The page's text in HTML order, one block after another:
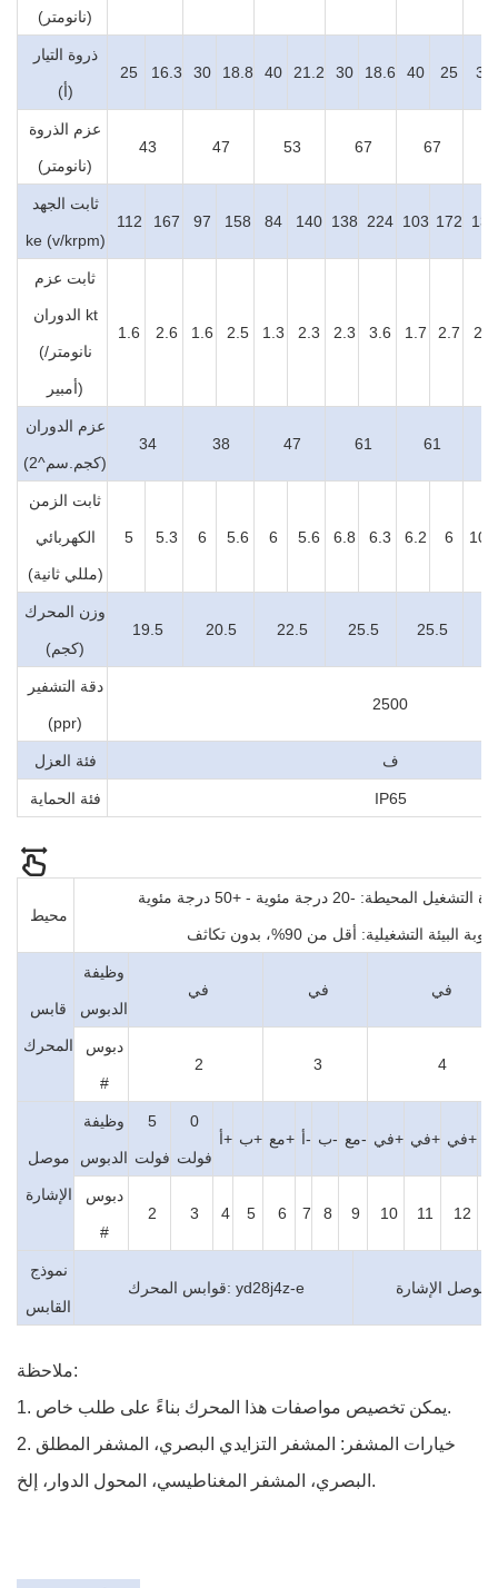
(نانومتر)
ذروة التيار
(أ)
25 16.3 30 18.8 40 21.2 30 18.6 40 25 32
عزم الذروة
(نانومتر)
43 47 53 67 67
ثابت الجهد
ke (v/krpm)
112 167 97 158 84 140 138 224 103 172 134
ثابت عزم
الدوران kt
(نانومتر/
أمبير)
1.6 2.6 1.6 2.5 1.3 2.3 2.3 3.6 1.7 2.7 2.2
عزم الدوران
(كجم.سم^2)
34 38 47 61 61
ثابت الزمن
الكهربائي
(مللي ثانية)
5 5.3 6 5.6 6 5.6 6.8 6.3 6.2 6
وزن المحرك
(كجم)
19.5 20.5 22.5 25.5 25.5
دقة التشفير
(ppr)
2500
فئة العزل ف
فئة الحماية IP65
محيط
المحيطة: -20 درجة مئوية - +50 درجة مئوية
البيئة التشغيلية: أقل من 90%، بدون تكاثف
قابس
المحرك
وظيفة
الدبوس
في في في
دبوس
#
2 3 4
موصل
الإشارة
وظيفة
الدبوس
5
فولت
0
فولت
أ+ ب+ مع+ أ- ب- مع- في+ في+ في+
دبوس
#
2 3 4 5 6 7 8 9 10 11 12
نموذج
القابس
قوابس المحرك: yd28j4z-e
ملاحظة:
1. يمكن تخصيص مواصفات هذا المحرك بناءً على طلب خاص.
2. خيارات المشفر: المشفر التزايدي البصري، المشفر المطلق
البصري، المشفر المغناطيسي، المحول الدوار، إلخ.